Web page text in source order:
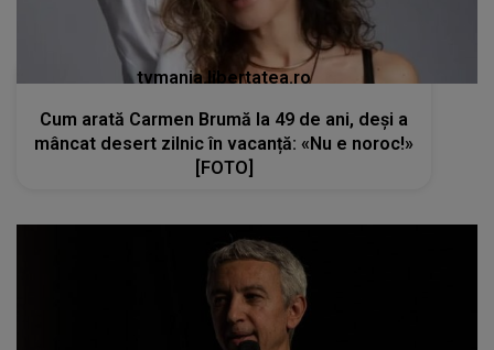
tvmania.libertatea.ro
Cum arată Carmen Brumă la 49 de ani, deși a
mâncat desert zilnic în vacanță: «Nu e noroc!»
[FOTO]